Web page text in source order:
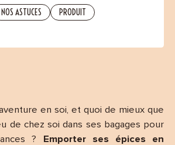
NOS ASTUCES PRODUIT
en soi, et quoi de mieux que
de chez soi dans ses bagages pour
?
Emporter ses épices en